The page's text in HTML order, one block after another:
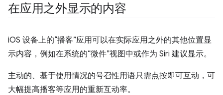
在应用之外显示的内容
iOS 设备上的“播客”应用可以在实际应用之外的其他位置显
示内容，例如在系统的“微件”视图中或作为 Siri 建议显示。
主动的、基于使用情况的号召性用语只需点按即可互动，可
大幅提高播客等应用的重新互动率。